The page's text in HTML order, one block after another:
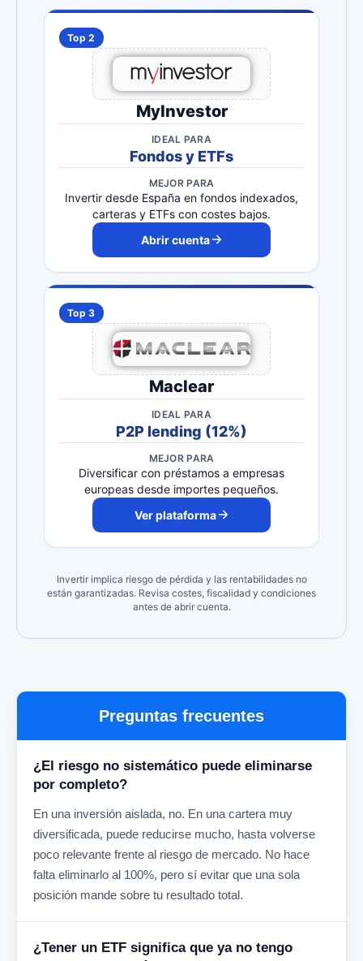
Top 2
MyInvestor
IDEAL PARA
Fondos y ETFs
MEJOR PARA
Invertir desde España en fondos indexados,
carteras y ETFs con costes bajos.
Abrir cuenta
Top 3
Maclear
IDEAL PARA
P2P lending (12%)
MEJOR PARA
Diversificar con préstamos a empresas
europeas desde importes pequeños.
Ver plataforma
Invertir implica riesgo de pérdida y las rentabilidades no
están garantizadas. Revisa costes, fiscalidad y condiciones
antes de abrir cuenta.
Preguntas frecuentes
¿El riesgo no sistemático puede eliminarse
por completo?
En una inversión aislada, no. En una cartera muy
diversificada, puede reducirse mucho, hasta volverse
poco relevante frente al riesgo de mercado. No hace
falta eliminarlo al 100%, pero sí evitar que una sola
posición mande sobre tu resultado total.
¿Tener un ETF significa que ya no tengo